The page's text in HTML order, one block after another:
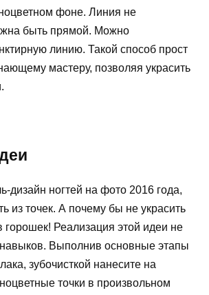
фоне. Линия не
быть прямой. Можно
линию. Такой способ прост
мастеру, позволяя украсить
дизайн ногтей на фото 2016 года,
из точек. А почему бы не украсить
горошек! Реализация этой идеи не
навыков. Выполнив основные этапы
зубочисткой нанесите на
точки в произвольном